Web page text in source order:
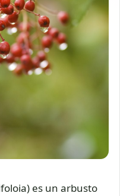
es un arbusto